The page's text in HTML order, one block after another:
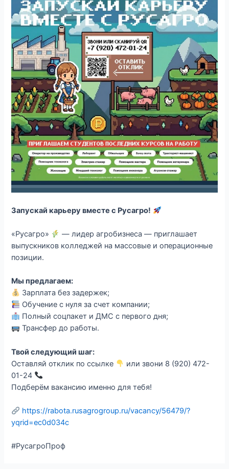
Запускай карьеру вместе с Русагро!
«Русагро»
— лидер агробизнеса — приглашает
выпускников колледжей на массовые и операционные
позиции.
Мы предлагаем:
Зарплата без задержек;
Обучение с нуля за счет компании;
Полный соцпакет и ДМС с первого дня;
Трансфер до работы.
Твой следующий шаг:
Оставляй отклик по ссылке
или звони 8 (920) 472-
01-24
Подберём вакансию именно для тебя!
https://rabota.rusagrogroup.ru/vacancy/56479/?
yqrid=ec0d034c
#РусагроПроф